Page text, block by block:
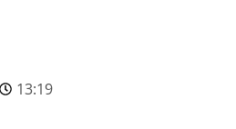
13:19